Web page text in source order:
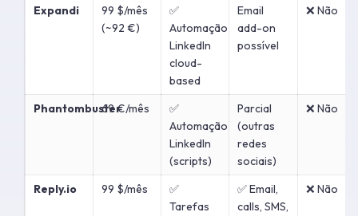
Expandi
99 $/mês
(~92 €)
✅
Automação
LinkedIn
cloud-
based
Email
add-on
possível
❌ Não
Phantombuster69 €/mês
✅
Automação
LinkedIn
(scripts)
Parcial
(outras
redes
sociais)
❌ Não
Reply.io 99 $/mês
✅
Tarefas
✅ Email,
calls, SMS,
❌ Não